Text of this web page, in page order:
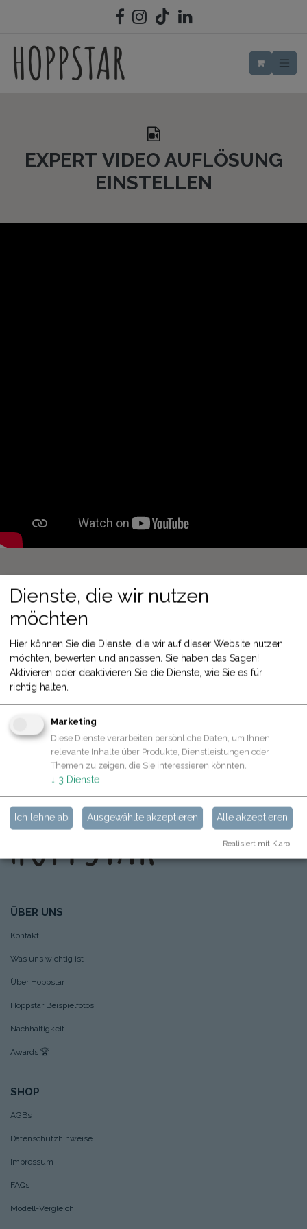
EXPERT VIDEO AUFLÖSUNG
EINSTELLEN
ZURÜCK
ÜBER UNS
Kontakt
Was uns wichtig ist
Über Hoppstar
Hoppstar Beispielfotos
Nachhaltigkeit
Awards 🏆
SHOP
AGBs
Datenschutzhinweise
Impressum
FAQs
Modell-Vergleich
Dienste, die wir nutzen
möchten
Hier können Sie die Dienste, die wir auf dieser Website nutzen
möchten, bewerten und anpassen. Sie haben das Sagen!
Aktivieren oder deaktivieren Sie die Dienste, wie Sie es für
richtig halten.
Marketing
Diese Dienste verarbeiten persönliche Daten, um Ihnen
relevante Inhalte über Produkte, Dienstleistungen oder
Themen zu zeigen, die Sie interessieren könnten.
↓ 3 Dienste
Ich lehne ab Ausgewählte akzeptieren Alle akzeptieren
Realisiert mit Klaro!